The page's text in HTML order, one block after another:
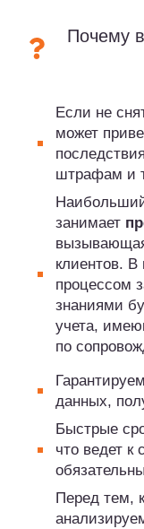
Почему
Если не
может
штрафам и
занимает
клиентов.
процессом
знаниями
учета,
по
данных,
Быстрые
что ведет к
Перед тем,